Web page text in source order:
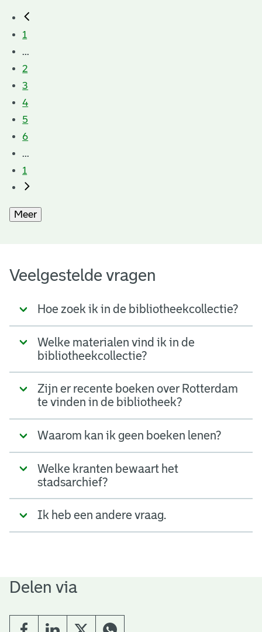
1
...
2
3
4
5
6
...
1
Meer
Veelgestelde vragen
Hoe zoek ik in de bibliotheekcollectie?
Welke materialen vind ik in de
bibliotheekcollectie?
Zijn er recente boeken over Rotterdam
te vinden in de bibliotheek?
Waarom kan ik geen boeken lenen?
Welke kranten bewaart het
stadsarchief?
Ik heb een andere vraag.
Delen via